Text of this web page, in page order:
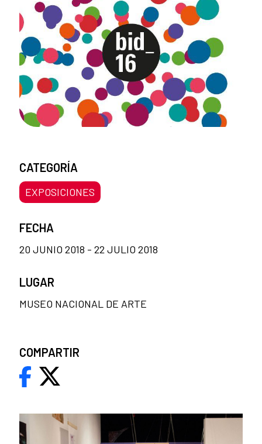
CATEGORÍA
EXPOSICIONES
FECHA
20 JUNIO 2018 - 22 JULIO 2018
LUGAR
MUSEO NACIONAL DE ARTE
COMPARTIR